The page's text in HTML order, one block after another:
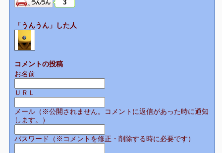
3
「うんうん」した人
コメントの投稿
お名前
ＵＲＬ
メール（※公開されません。コメントに返信があった時に通知
します。）
パスワード（※コメントを修正・削除する時に必要です）